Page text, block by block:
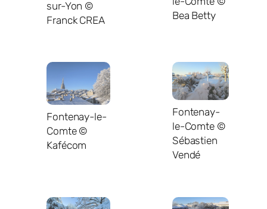
sur-Yon ©
Franck CREA
Bea Betty
Fontenay-le-
Comte ©
Kafécom
Fontenay-
le-Comte ©
Sébastien
Vendé